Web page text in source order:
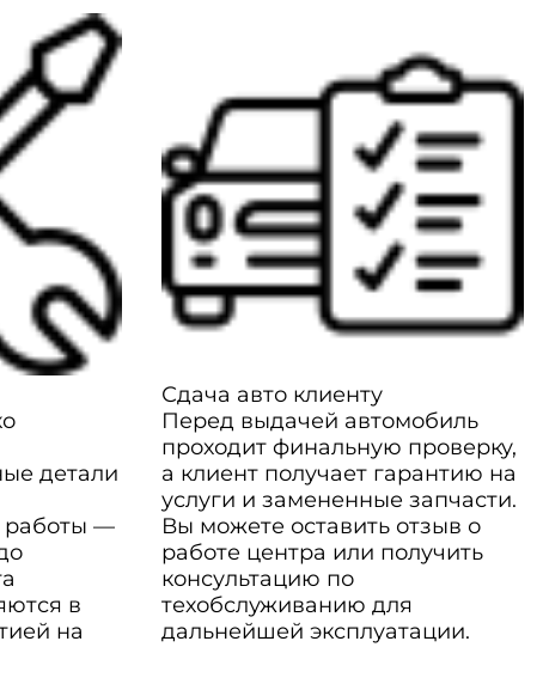
детали
работы —
в
на
Сдача авто клиенту
Перед выдачей автомобиль
проходит финальную проверку,
а клиент получает гарантию на
услуги и замененные запчасти.
Вы можете оставить отзыв о
работе центра или получить
консультацию по
техобслуживанию для
дальнейшей эксплуатации.